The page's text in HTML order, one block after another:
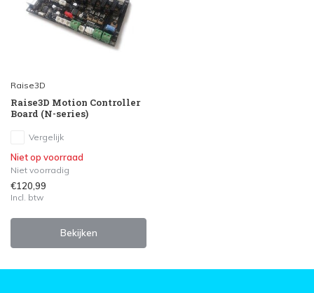
Raise3D
Raise3D Motion Controller
Board (N-series)
Vergelijk
Niet op voorraad
Niet voorradig
€120,99
Incl. btw
Bekijken